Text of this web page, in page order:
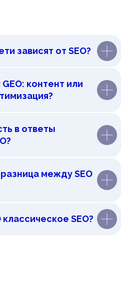
зависят от SEO?
контент или
в ответы
между SEO
SEO?